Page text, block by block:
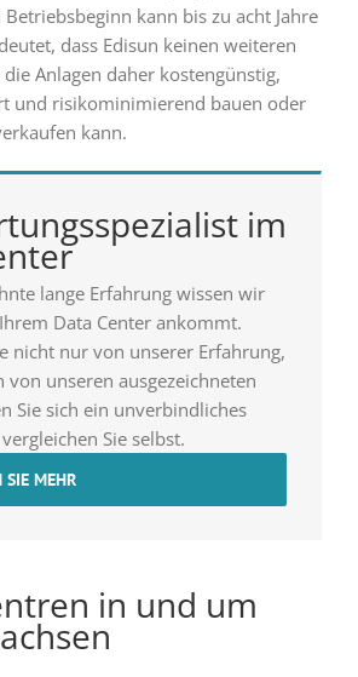
kann bis zu acht Jahre
dass Edisun keinen weiteren
Anlagen daher kostengünstig,
und risikominimierend bauen oder
kann.
im
lange Erfahrung wissen wir
Data Center ankommt.
nicht nur von unserer Erfahrung,
von unseren ausgezeichneten
Sie sich ein unverbindliches
Sie selbst.
SIE MEHR
in und um